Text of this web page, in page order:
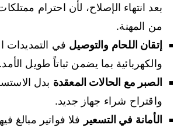
بعد انتهاء الإصلاح، لأن احترام
من المهنة.
إتقان اللحام والتوصيل في التمديدات
والكهربائية بما يضمن ثباتاً طويل الأمد.
الصبر مع الحالات المعقدة بدل
واقتراح شراء جهاز جديد.
الأمانة في التسعير فلا فواتير مبالغ